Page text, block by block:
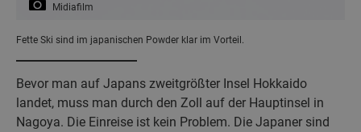
Midiafilm
Fette Ski sind im japanischen Powder klar im Vorteil.
Bevor man auf Japans zweitgrößter Insel Hokkaido
landet, muss man durch den Zoll auf der Hauptinsel in
Nagoya. Die Einreise ist kein Problem. Die Japaner sind